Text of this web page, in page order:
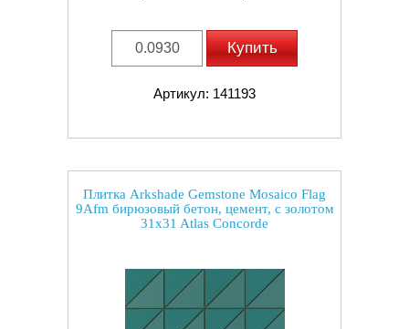
Купить
Артикул: 141193
Плитка Arkshade Gemstone Mosaico Flag
9Afm бирюзовый бетон, цемент, с золотом
31x31 Atlas Concorde